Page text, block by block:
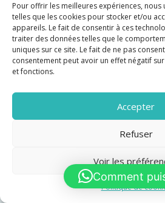
Pour offrir les meilleures expériences,
telles que les cookies pour stocker et/ou
appareils. Le fait de consentir à ces
traiter des données telles que le
uniques sur ce site. Le fait de ne pas
consentement peut avoir un effet négatif
et fonctions.
Accepter
Refuser
Voir les
Politique de
TERRASSE 12M2 SUD CAVE
Comment